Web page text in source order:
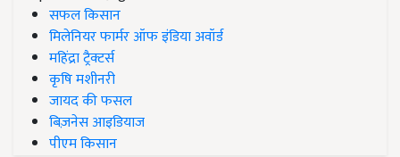
सफल किसान
मिलेनियर फार्मर ऑफ इंडिया अवॉर्ड
महिंद्रा ट्रैक्टर्स
कृषि मशीनरी
जायद की फसल
बिज़नेस आइडियाज
पीएम किसान